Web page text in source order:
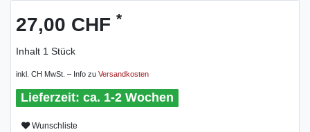
27,00 CHF *
Inhalt 1 Stück
inkl. CH MwSt. – Info zu Versandkosten
ca. 1-2 Wochen
Wunschliste